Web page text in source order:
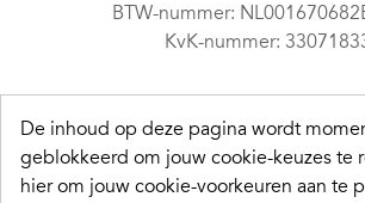
BTW-nummer:
KvK-nummer:
De inhoud op deze pagina wordt
geblokkeerd om jouw cookie-keuzes te
hier om jouw cookie-voorkeuren aan te